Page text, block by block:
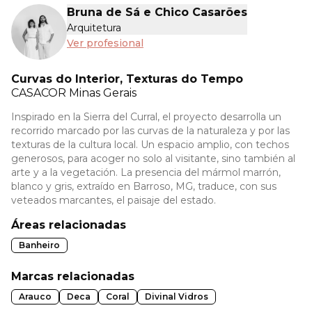
Bruna de Sá e Chico Casarões
Arquitetura
Ver profesional
Curvas do Interior, Texturas do Tempo
CASACOR Minas Gerais
Inspirado en la Sierra del Curral, el proyecto desarrolla un
recorrido marcado por las curvas de la naturaleza y por las
texturas de la cultura local. Un espacio amplio, con techos
generosos, para acoger no solo al visitante, sino también al
arte y a la vegetación. La presencia del mármol marrón,
blanco y gris, extraído en Barroso, MG, traduce, con sus
veteados marcantes, el paisaje del estado.
Áreas relacionadas
Banheiro
Marcas relacionadas
Arauco Deca Coral Divinal Vidros